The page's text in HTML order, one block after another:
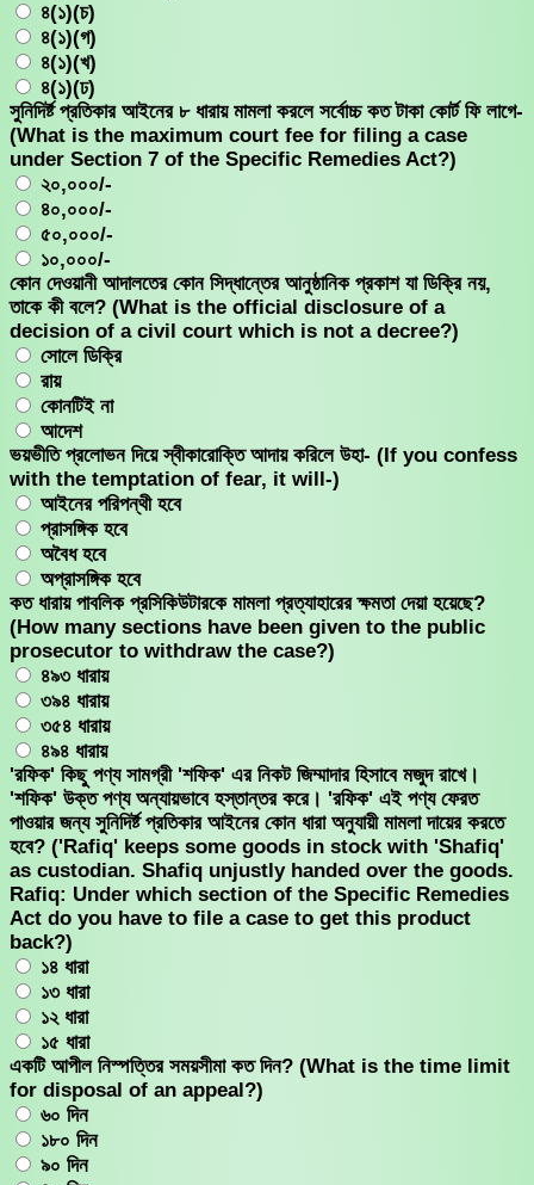
৪(১)(চ)
৪(১)(গ)
৪(১)(খ)
৪(১)(ঢ)
সুনিদির্ষ্ট প্রতিকার আইনের ৮ ধারায় মামলা করলে সর্বোচ্চ কত টাকা কোর্ট ফি লাগে-
(What is the maximum court fee for filing a case
under Section 7 of the Specific Remedies Act?)
২০,০০০/-
৪০,০০০/-
৫০,০০০/-
১০,০০০/-
কোন দেওয়ানী আদালতের কোন সিদ্ধান্তের আনুষ্ঠানিক প্রকাশ যা ডিক্রি নয়,
তাকে কী বলে? (What is the official disclosure of a
decision of a civil court which is not a decree?)
সোলে ডিক্রি
রায়
কোনটিই না
আদেশ
ভয়ভীতি প্রলোভন দিয়ে স্বীকারোক্তি আদায় করিলে উহা- (If you confess
with the temptation of fear, it will-)
আইনের পরিপন্থী হবে
প্রাসঙ্গিক হবে
অবৈধ হবে
অপ্রাসঙ্গিক হবে
কত ধারায় পাবলিক প্রসিকিউটারকে মামলা প্রত্যাহারের ক্ষমতা দেয়া হয়েছে?
(How many sections have been given to the public
prosecutor to withdraw the case?)
৪৯৩ ধারায়
৩৯৪ ধারায়
৩৫৪ ধারায়
৪৯৪ ধারায়
'রফিক' কিছু পণ্য সামগ্রী 'শফিক' এর নিকট জিম্মাদার হিসাবে মজুদ রাখে।
'শফিক' উক্ত পণ্য অন্যায়ভাবে হস্তান্তর করে। 'রফিক' এই পণ্য ফেরত
পাওয়ার জন্য সুনিদির্ষ্ট প্রতিকার আইনের কোন ধারা অনুযায়ী মামলা দায়ের করতে
হবে? ('Rafiq' keeps some goods in stock with 'Shafiq'
as custodian. Shafiq unjustly handed over the goods.
Rafiq: Under which section of the Specific Remedies
Act do you have to file a case to get this product
back?)
১৪ ধারা
১৩ ধারা
১২ ধারা
১৫ ধারা
একটি আপীল নিস্পত্তির সময়সীমা কত দিন? (What is the time limit
for disposal of an appeal?)
৬০ দিন
১৮০ দিন
৯০ দিন